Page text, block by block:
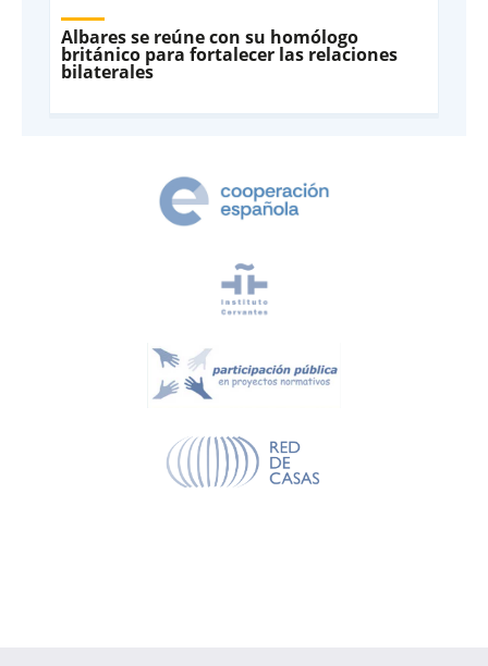
Albares se reúne con su homólogo
británico para fortalecer las relaciones
bilaterales